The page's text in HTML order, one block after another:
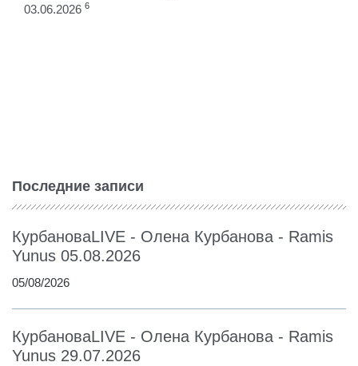
03.06.2026 6
Последние записи
КурбановаLIVE - Олена Курбанова - Ramis
Yunus 05.08.2026
05/08/2026
КурбановаLIVE - Олена Курбанова - Ramis
Yunus 29.07.2026